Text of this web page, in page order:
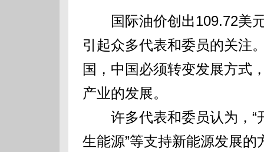
国际油价创出109.72美元
引起众多代表和委员的关注
国，中国必须转变发展方式
产业的发展。
许多代表和委员认为，“
生能源”等支持新能源发展